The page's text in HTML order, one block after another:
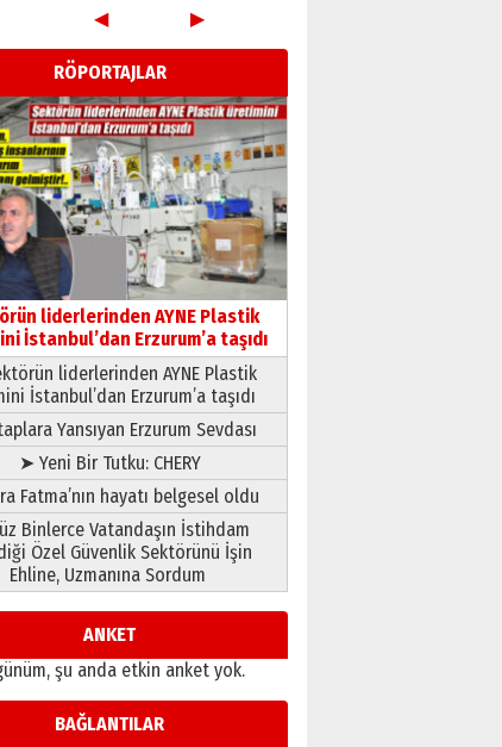
28 Temmuz 2026 Salı
Ahmet Gökhan YAZICI
Ahmed Yesevi’den bir
Alperen… ”Reisimiz” idi…
Hakka yürüdü.!
26 Mart 2026 Perşembe
Cem Bakırcı
Ardında bıraktığı hatıralarıyla
gönül adamı Faruk Terzioğlu!
13 Mayıs 2026 Çarşamba
Esat BİNDESEN
Başkan Sekmen’den Erzurum’a
bir vizyon proje daha!
02 Ağustos 2026 Pazar
◀ ▶
RÖPORTAJLAR
liderlerinden AYNE Plastik
İstanbul’dan Erzurum’a taşıdı
liderlerinden AYNE Plastik
İstanbul’dan Erzurum’a taşıdı
Yansıyan Erzurum Sevdası
➤ Yeni Bir Tutku: CHERY
Fatma’nın hayatı belgesel oldu
Binlerce Vatandaşın İstihdam
Özel Güvenlik Sektörünü İşin
Ehline, Uzmanına Sordum
ANKET
şu anda etkin anket yok.
BAĞLANTILAR